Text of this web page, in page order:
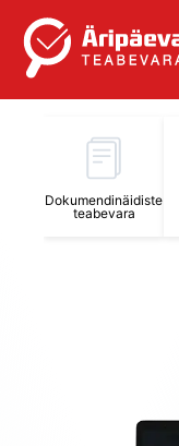
Dokumendinäidiste
teabevara